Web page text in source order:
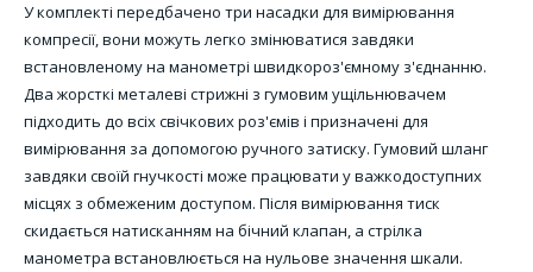
У комплекті передбачено три насадки для вимірювання
компресії, вони можуть легко змінюватися завдяки
встановленому на манометрі швидкороз'ємному з'єднанню.
Два жорсткі металеві стрижні з гумовим ущільнювачем
підходить до всіх свічкових роз'ємів і призначені для
вимірювання за допомогою ручного затиску. Гумовий шланг
завдяки своїй гнучкості може працювати у важкодоступних
місцях з обмеженим доступом. Після вимірювання тиск
скидається натисканням на бічний клапан, а стрілка
манометра встановлюється на нульове значення шкали.